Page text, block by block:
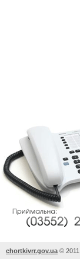
chortkivrr.gov.ua © 2011